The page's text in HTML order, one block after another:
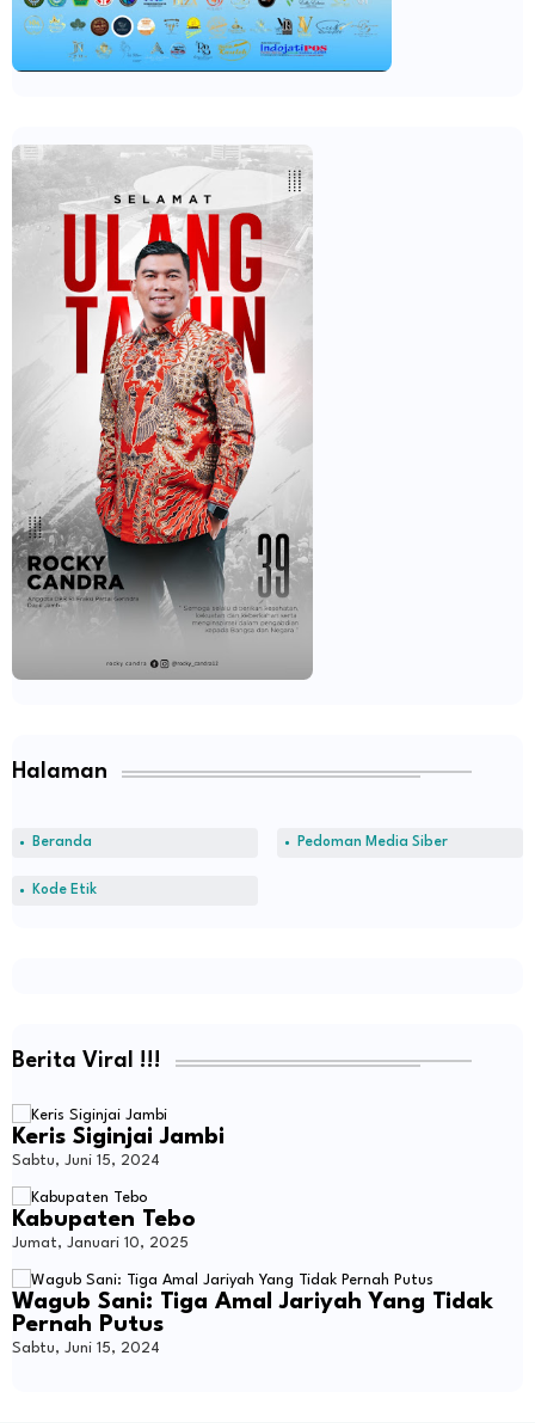
Halaman
Beranda Pedoman Media Siber
Kode Etik
Berita Viral !!!
Keris Siginjai Jambi
Sabtu, Juni 15, 2024
Kabupaten Tebo
Jumat, Januari 10, 2025
Wagub Sani: Tiga Amal Jariyah Yang Tidak
Pernah Putus
Sabtu, Juni 15, 2024